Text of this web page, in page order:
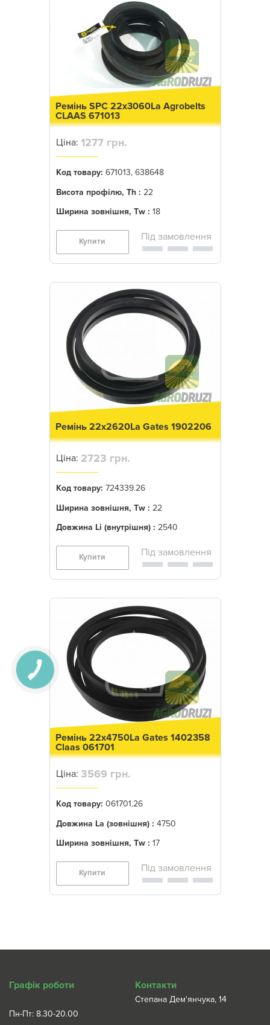
Ремінь SPC 22x3060La Agrobelts
CLAAS 671013
Ціна: 1277 грн.
Код товару: 671013, 638648
Висота профілю, Th : 22
Ширина зовнішня, Tw : 18
Купити
Ремінь 22x2620La Gates 1902206
Ціна: 2723 грн.
Код товару: 724339.26
Ширина зовнішня, Tw : 22
Довжина Li (внутрішня) : 2540
Купити
Ремінь 22x4750La Gates 1402358
Claas 061701
Ціна: 3569 грн.
Код товару: 061701.26
Довжина La (зовнішня) : 4750
Ширина зовнішня, Tw : 17
Купити
Графік роботи
Пн-Пт: 8.30-20.00
Контакти
Степана Дем'янчука, 14